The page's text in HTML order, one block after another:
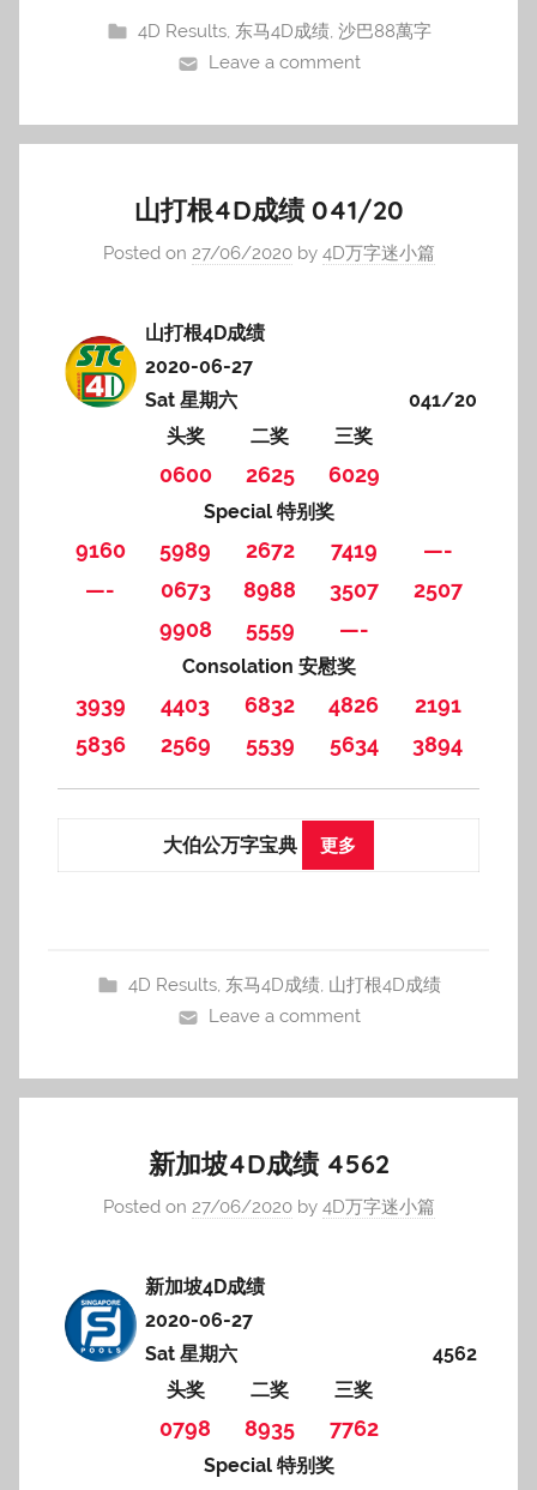
4D Results, 东马4D成绩,沙巴88萬字
Leave a comment
山打根4D成绩 041/20
Posted on 27/06/2020by 4D万字迷小篇
山打根4D成绩
2020-06-27
Sat 星期六
041/20
头奖
二奖 三奖
0600 2625 6029
Special 特别奖
9160 5989 2672 7419
—-
—-
0673 8988 3507
2507
9908
5559 —-
Consolation 安慰奖
3939 4403 6832 4826
2191
5836
2569 5539 5634 3894
大伯公万字宝典 更多
4D Results, 东马4D成绩, 山打根4D成绩
Leave a comment
新加坡4D成绩 4562
Posted on 27/06/2020by 4D万字迷小篇
新加坡4D成绩
2020-06-27
Sat 星期六
4562
头奖
二奖 三奖
0798 8935 7762
Special 特别奖